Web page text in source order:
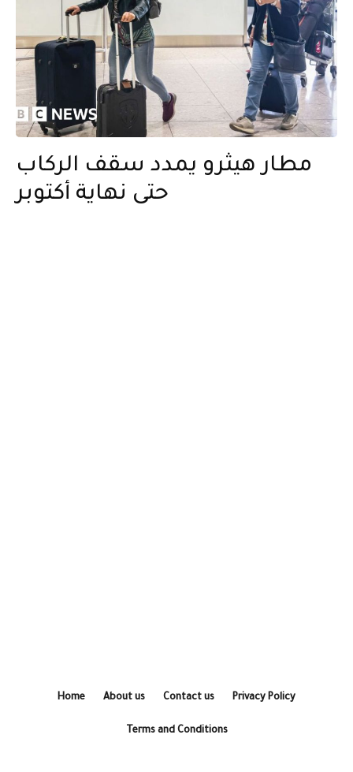
مطار هيثرو يمدد سقف الركاب
حتى نهاية أكتوبر
Home About us Contact us Privacy Policy
Terms and Conditions